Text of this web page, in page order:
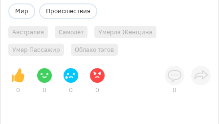
Мир Происшествия
Австралия Самолёт Умерла Женщина
Умер Пассажир Облако тэгов
0 0 0 0 0